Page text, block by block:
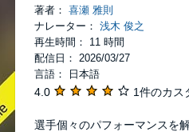
著者： 喜瀬 雅則
ナレーター： 浅木 俊之
再生時間： 11 時間
配信日： 2026/03/27
言語： 日本語
4.0 1件のカス
選手個々のパフォーマンスを